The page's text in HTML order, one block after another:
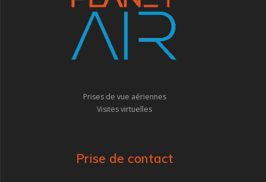
Prises de vue aériennes
Visites virtuelles
Prise de contact